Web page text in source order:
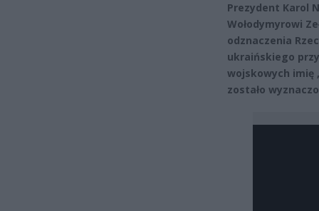
Prezydent Karol
Wołodymyrowi
odznaczenia
ukraińskiego
wojskowych imię
zostało